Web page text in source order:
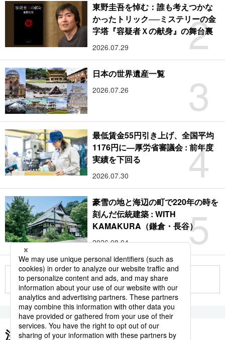
2
東野圭吾を悼む：誰も考えつかな
かったトリック──ミステリーの金
字塔『容疑者Ｘの献身』の舞台裏
2026.07.29
3
日本の世界遺産一覧
2026.07.26
4
最低賃金55円引き上げ、全国平均
1176円に―厚労省審議会 : 前年度
実績を下回る
2026.07.30
5
豪雪の地と海辺の町で220年の時を
刻んだ伝統建築 : WITH
KAMAKURA（鎌倉・長谷）
2026.08.04
もっと見る
注目のキーワード